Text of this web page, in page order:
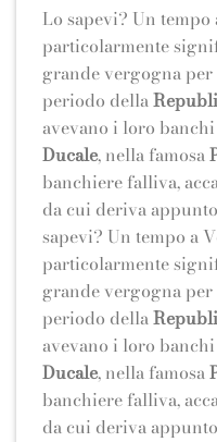
Lo sapevi? Un tempo
particolarmente
grande vergogna
periodo della
avevano i loro
Ducale, nella famosa
banchiere falliva,
da cui deriva
sapevi? Un tempo a
particolarmente
grande vergogna
periodo della
avevano i loro
Ducale, nella famosa
banchiere falliva,
da cui deriva